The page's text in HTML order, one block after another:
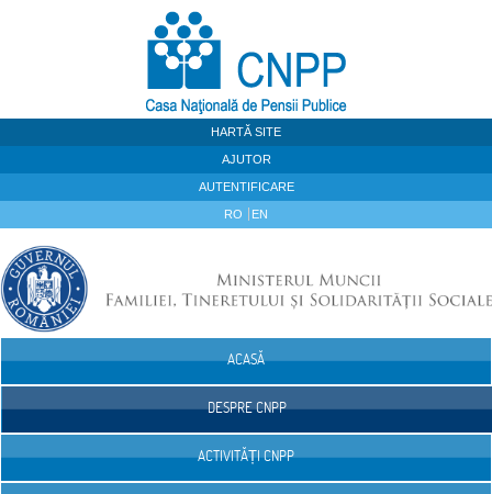
HARTĂ SITE
AJUTOR
AUTENTIFICARE
RO EN
ACASĂ
DESPRE CNPP
ACTIVITĂȚI CNPP